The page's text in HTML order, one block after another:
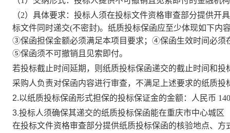
（2）具体要求：投标人须在投标文件资格审查部分提供开
标文件同时递交(不密封)。纸质投标保函应至少体现如下
③保函担保金额必须满足本项目要求；④保函生效时间必须
⑤保函须不可撤销且见索即付。
若投标截止时间延期，则纸质投标保函递交的截止时间和投
采购人负责对保函内容进行审查，不满足上述要求的纸质投
2.以纸质投标保函形式担保的投标保证金的金额：人民币
3.投标人须确保其递交的纸质投标保函能在重庆市中心城
在投标文件资格审查部分提供纸质投标保函的核验地点、